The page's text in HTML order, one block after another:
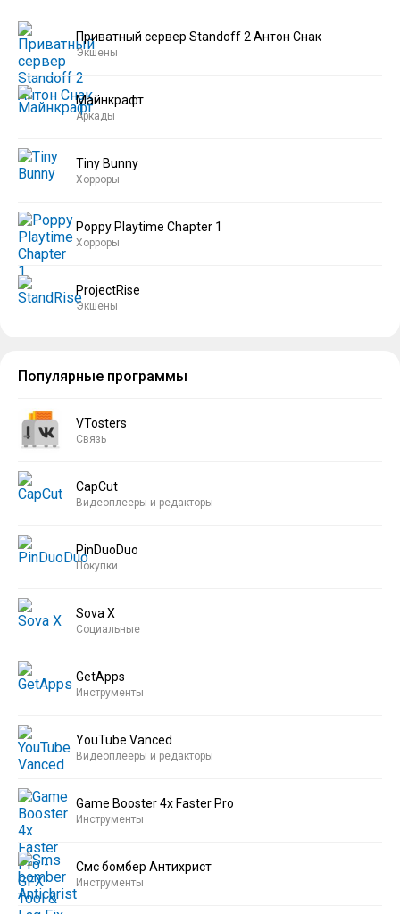
Приватный сервер Standoff 2 Антон Снак
Экшены
Майнкрафт
Аркады
Tiny Bunny
Хорроры
Poppy Playtime Chapter 1
Хорроры
ProjectRise
Экшены
Популярные программы
VTosters
Связь
CapCut
Видеоплееры и редакторы
PinDuoDuo
Покупки
Sova X
Социальные
GetApps
Инструменты
YouTube Vanced
Видеоплееры и редакторы
Game Booster 4x Faster Pro
Инструменты
Смс бомбер Антихрист
Инструменты